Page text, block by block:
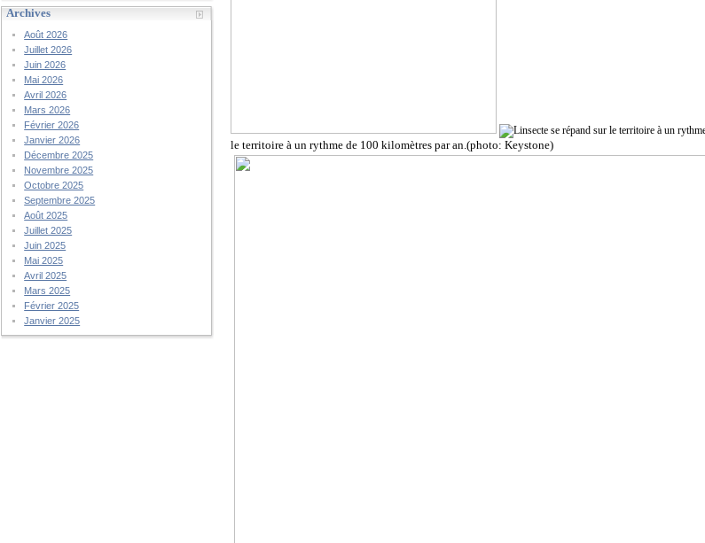
Archives
Août 2026
Juillet 2026
Juin 2026
Mai 2026
Avril 2026
Mars 2026
Février 2026
Janvier 2026
Décembre 2025
Novembre 2025
Octobre 2025
Septembre 2025
Août 2025
Juillet 2025
Juin 2025
Mai 2025
Avril 2025
Mars 2025
Février 2025
Janvier 2025
le territoire à un rythme de 100 kilomètres par an.(photo: Keystone)